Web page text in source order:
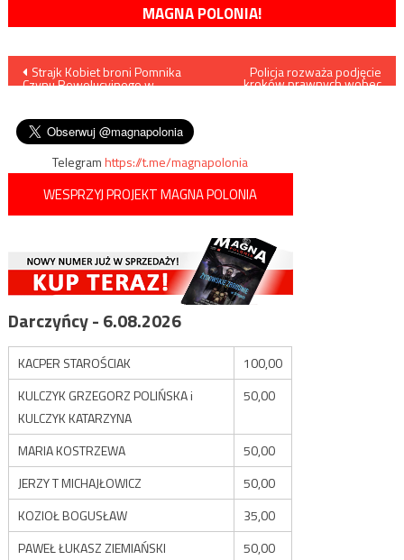
MAGNA POLONIA!
Nawigacja
wpisu
Strajk Kobiet broni Pomnika
Czynu Rewolucyjnego w
Policja rozważa podjęcie
kroków prawnych wobec
Telegramhttps://t.me/magnapolonia
WESPRZYJ PROJEKT MAGNA POLONIA
Darczyńcy - 6.08.2026
KACPER STAROŚCIAK
100,00
KULCZYK GRZEGORZ POLIŃSKA i
KULCZYK KATARZYNA
50,00
MARIA KOSTRZEWA
50,00
JERZY T MICHAJŁOWICZ
50,00
KOZIOŁ BOGUSŁAW
35,00
PAWEŁ ŁUKASZ ZIEMIAŃSKI
50,00